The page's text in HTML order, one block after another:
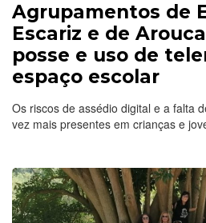
Agrupamentos de
Escariz e de
posse e uso de
espaço escolar
Os riscos de assédio digital e a falta
vez mais presentes em crianças e